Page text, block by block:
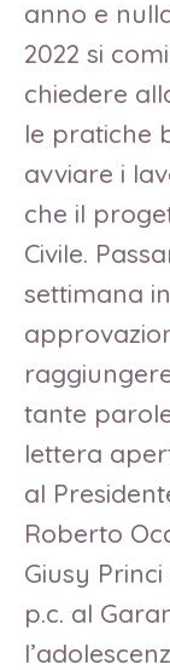
anno e
2022 si
chiedere
le pratiche
avviare i
che il
Civile.
settimana
tante
lettera
al
Roberto
Giusy
p.c. al